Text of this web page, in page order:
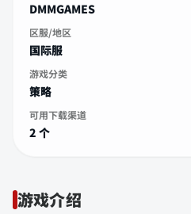
DMMGAMES
区服/地区
国际服
游戏分类
策略
可用下载渠道
2 个
游戏介绍